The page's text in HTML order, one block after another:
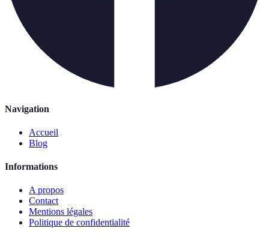
Navigation
Accueil
Blog
Informations
A propos
Contact
Mentions légales
Politique de confidentialité